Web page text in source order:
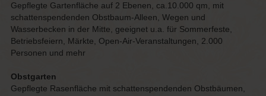
Gepflegte Gartenfläche auf 2 Ebenen, ca.10.000 qm, mit
schattenspendenden Obstbaum-Alleen, Wegen und
Wasserbecken in der Mitte, geeignet u.a. für Sommerfeste,
Betriebsfeiern, Märkte, Open-Air-Veranstaltungen, 2.000
Personen und mehr
Obstgarten
Gepflegte Rasenfläche mit schattenspendenden Obstbäumen,